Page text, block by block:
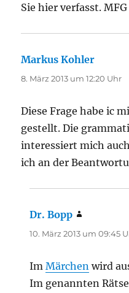
Sie hier verfasst. MFG
Markus Kohler
8. März 2013 um 12:20 Uhr
Diese Frage habe ic
gestellt. Die
interessiert mich
ich an der
Dr. Bopp
10. März 2013 um 09:45
ImMärchen wird
Im genannten